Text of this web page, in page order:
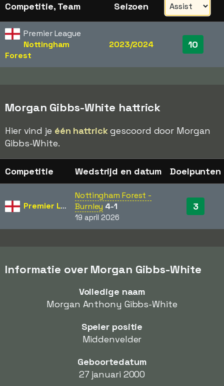
Competitie, Team Seizoen
Premier League
Nottingham
Forest
2023/2024 10
Morgan Gibbs-White hattrick
Hier vind je één hattrickgescoord door Morgan
Gibbs-White.
Competitie Wedstrijd en datum Doelpunten
Premier League
Nottingham Forest -
Burnley 4-1
19 april 2026
3
Informatie over Morgan Gibbs-White
Volledige naam
Morgan Anthony Gibbs-White
Speler positie
Middenvelder
Geboortedatum
27 januari 2000